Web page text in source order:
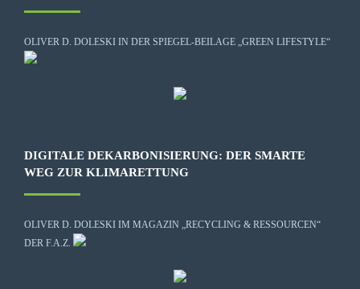
OLIVER D. DOLESKI IN DER SPIEGEL-BEILAGE „GREEN LIFESTYLE“
DIGITALE DEKARBONISIERUNG: DER SMARTE
WEG ZUR KLIMARETTUNG
OLIVER D. DOLESKI IM MAGAZIN „RECYCLING & RESSOURCEN“
DER F.A.Z.